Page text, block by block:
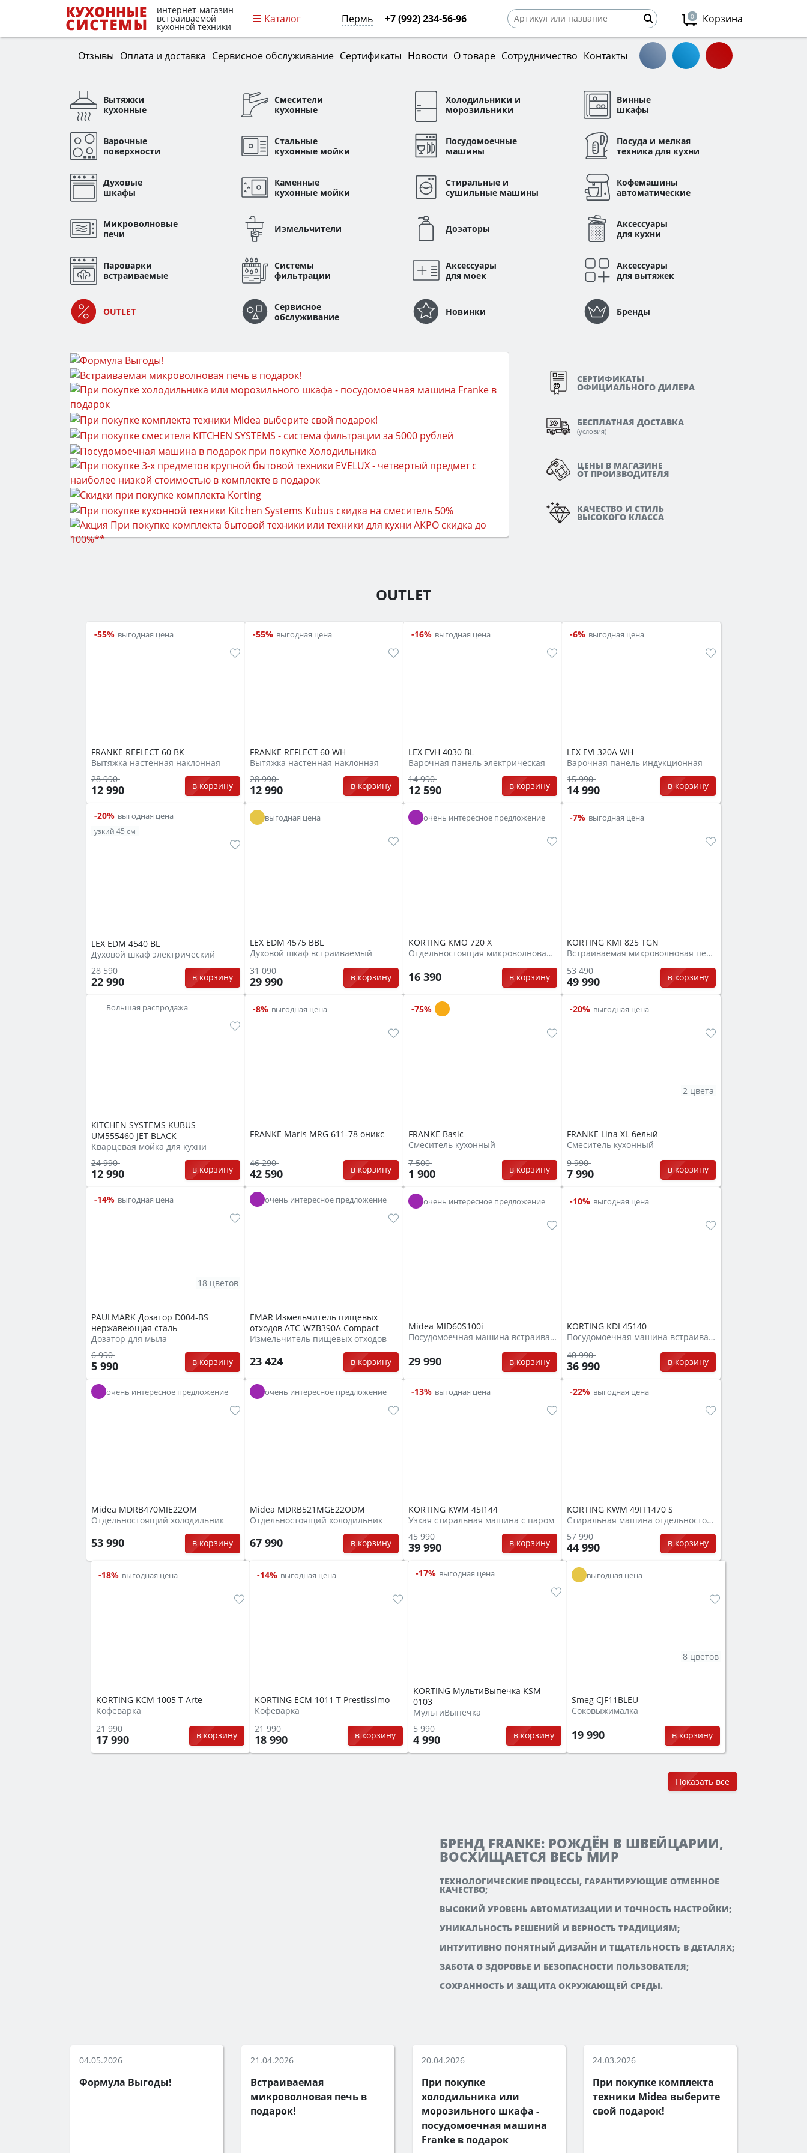
интернет-магазин
встраиваемой
кухонной техники
Каталог Пермь +7 (992) 234-56-96 0 Корзина
Отзывы Оплата и доставка Сервисное обслуживание Сертификаты Новости О товаре Сотрудничество Контакты
Вытяжки
кухонные
Варочные
поверхности
Духовые
шкафы
Микроволновые
печи
Пароварки
встраиваемые
Каменные
кухонные мойки
Стальные
кухонные мойки
Смесители
кухонные
Дозаторы
Измельчители
Системы
фильтрации
Посудомоечные
машины
Холодильники и
морозильники
Стиральные и
сушильные машины
Винные
шкафы
Кофемашины
автоматические
Посуда и мелкая
техника для кухни
Аксессуары
для кухни
Аксессуары
для вытяжек
Аксессуары
для моек
Бренды
Сервисное
обслуживание
Новинки
OUTLET
СЕРТИФИКАТЫ
ОФИЦИАЛЬНОГО ДИЛЕРА
БЕСПЛАТНАЯ ДОСТАВКА
(условия)
ЦЕНЫ В МАГАЗИНЕ
ОТ ПРОИЗВОДИТЕЛЯ
КАЧЕСТВО И СТИЛЬ
ВЫСОКОГО КЛАССА
OUTLET
-55% выгодная цена
FRANKE REFLECT 60 BK
Вытяжка настенная наклонная
28 990
12 990 в корзину
-55% выгодная цена
FRANKE REFLECT 60 WH
Вытяжка настенная наклонная
28 990
12 990 в корзину
-16% выгодная цена
LEX EVH 4030 BL
Варочная панель электрическая
14 990
12 590 в корзину
-6% выгодная цена
LEX EVI 320A WH
Варочная панель индукционная
15 990
14 990 в корзину
-20% выгодная цена
узкий 45 см
LEX EDM 4540 BL
Духовой шкаф электрический
28 590
22 990 в корзину
выгодная цена
LEX EDM 4575 BBL
Духовой шкаф встраиваемый
31 090
29 990 в корзину
очень интересное предложение
KORTING KMO 720 X
Отдельностоящая микроволновая печь
16 390 в корзину
-7% выгодная цена
KORTING KMI 825 TGN
Встраиваемая микроволновая печь
53 490
49 990 в корзину
Большая распродажа
KITCHEN SYSTEMS KUBUS
UM555460 JET BLACK
Кварцевая мойка для кухни
24 990
12 990 в корзину
-8% выгодная цена
FRANKE Maris MRG 611-78 оникс
46 290
42 590 в корзину
-75%
FRANKE Basic
Смеситель кухонный
7 500
1 900 в корзину
-20% выгодная цена
FRANKE Lina XL белый
Смеситель кухонный
9 990
7 990 в корзину
2 цвета
-14% выгодная цена
PAULMARK Дозатор D004-BS
нержавеющая сталь
Дозатор для мыла
6 990
5 990 в корзину
18 цветов
очень интересное предложение
EMAR Измельчитель пищевых
отходов ATC-WZB390A Compact
Измельчитель пищевых отходов
23 424 в корзину
очень интересное предложение
Midea MID60S100i
Посудомоечная машина встраиваемая
29 990 в корзину
-10% выгодная цена
KORTING KDI 45140
Посудомоечная машина встраиваемая
40 990
36 990 в корзину
очень интересное предложение
Midea MDRB470MIE22OM
Отдельностоящий холодильник
53 990 в корзину
очень интересное предложение
Midea MDRB521MGE22ODM
Отдельностоящий холодильник
67 990 в корзину
-13% выгодная цена
KORTING KWM 45I144
Узкая стиральная машина с паром
45 990
39 990 в корзину
-22% выгодная цена
KORTING KWM 49IT1470 S
Стиральная машина отдельностоящая
57 990
44 990 в корзину
-18% выгодная цена
KORTING KCM 1005 T Arte
Кофеварка
21 990
17 990 в корзину
-14% выгодная цена
KORTING ECM 1011 T Prestissimo
Кофеварка
21 990
18 990 в корзину
-17% выгодная цена
KORTING МультиВыпечка KSM
0103
МультиВыпечка
5 990
4 990 в корзину
выгодная цена
Smeg CJF11BLEU
Соковыжималка
19 990 в корзину
8 цветов
Показать все
БРЕНД FRANKE: РОЖДЁН В ШВЕЙЦАРИИ,
ВОСХИЩАЕТСЯ ВЕСЬ МИР
ТЕХНОЛОГИЧЕСКИЕ ПРОЦЕССЫ, ГАРАНТИРУЮЩИЕ ОТМЕННОЕ
КАЧЕСТВО;
ВЫСОКИЙ УРОВЕНЬ АВТОМАТИЗАЦИИ И ТОЧНОСТЬ НАСТРОЙКИ;
УНИКАЛЬНОСТЬ РЕШЕНИЙ И ВЕРНОСТЬ ТРАДИЦИЯМ;
ИНТУИТИВНО ПОНЯТНЫЙ ДИЗАЙН И ТЩАТЕЛЬНОСТЬ В ДЕТАЛЯХ;
ЗАБОТА О ЗДОРОВЬЕ И БЕЗОПАСНОСТИ ПОЛЬЗОВАТЕЛЯ;
СОХРАННОСТЬ И ЗАЩИТА ОКРУЖАЮЩЕЙ СРЕДЫ.
04.05.2026
Формула Выгоды!
21.04.2026
Встраиваемая
микроволновая печь в
подарок!
20.04.2026
При покупке
холодильника или
морозильного шкафа -
посудомоечная машина
Franke в подарок
24.03.2026
При покупке комплекта
техники Midea выберите
свой подарок!